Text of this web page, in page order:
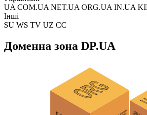
UA COM.UA NET.UA ORG.UA IN.UA
Інші
SU WS TV UZ CC
Доменна зона DP.UA